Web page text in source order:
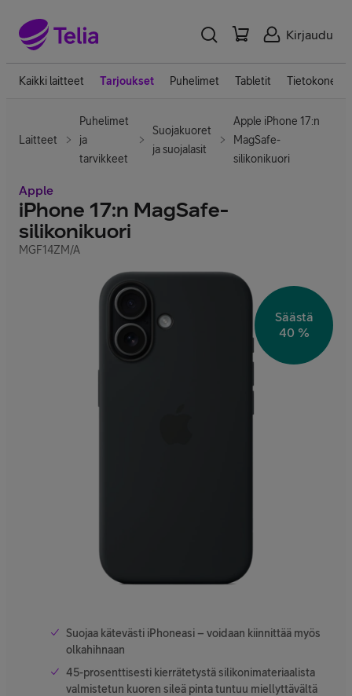
Kirjaudu
Kaikki laitteet Tarjoukset Puhelimet Tabletit Tietokoneet
Laitteet
Puhelimet
ja
tarvikkeet
Suojakuoret
ja suojalasit
Apple iPhone 17:n
MagSafe-
silikonikuori
Säästä
40 %
Apple
iPhone 17:n MagSafe-
silikonikuori
MGF14ZM/A
Suojaa kätevästi iPhoneasi – voidaan kiinnittää myös
olkahihnaan
45-prosenttisesti kierrätetystä silikonimateriaalista
valmistetun kuoren sileä pinta tuntuu miellyttävältä